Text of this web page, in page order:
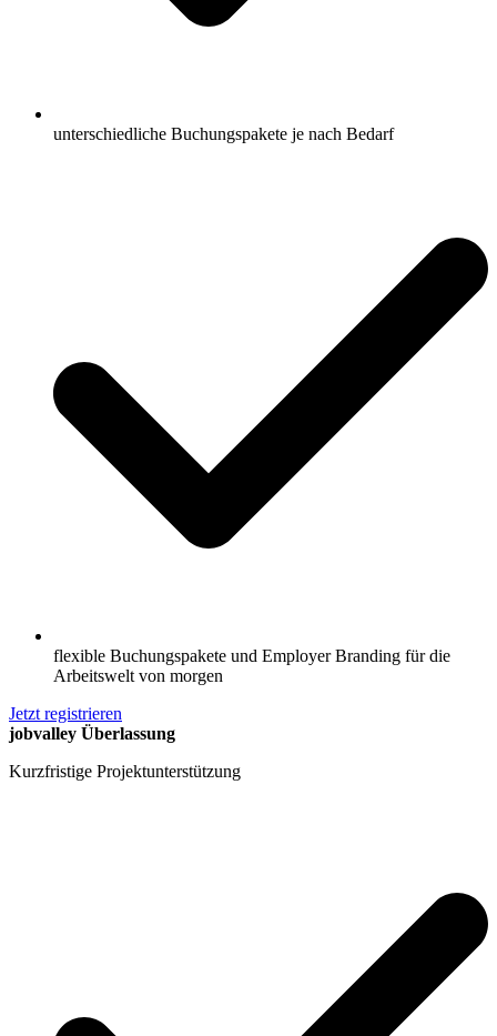
unterschiedliche Buchungspakete je nach Bedarf
flexible Buchungspakete und Employer Branding für die
Arbeitswelt von morgen
Jetzt registrieren
jobvalley Überlassung
Kurzfristige Projektunterstützung